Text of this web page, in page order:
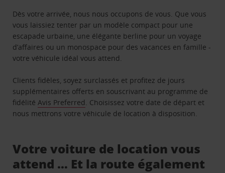
Dès votre arrivée, nous nous occupons de vous. Que vous
vous laissiez tenter par un modèle compact pour une
escapade urbaine, une élégante berline pour un voyage
d’affaires ou un monospace pour des vacances en famille -
votre véhicule idéal vous attend.
Clients fidèles, soyez surclassés et profitez de jours
supplémentaires offerts en souscrivant au programme de
fidélitéAvis Preferred. Choisissez votre date de départ et
nous mettrons votre véhicule de location à disposition.
Votre voiture de location vous
attend … Et la route également